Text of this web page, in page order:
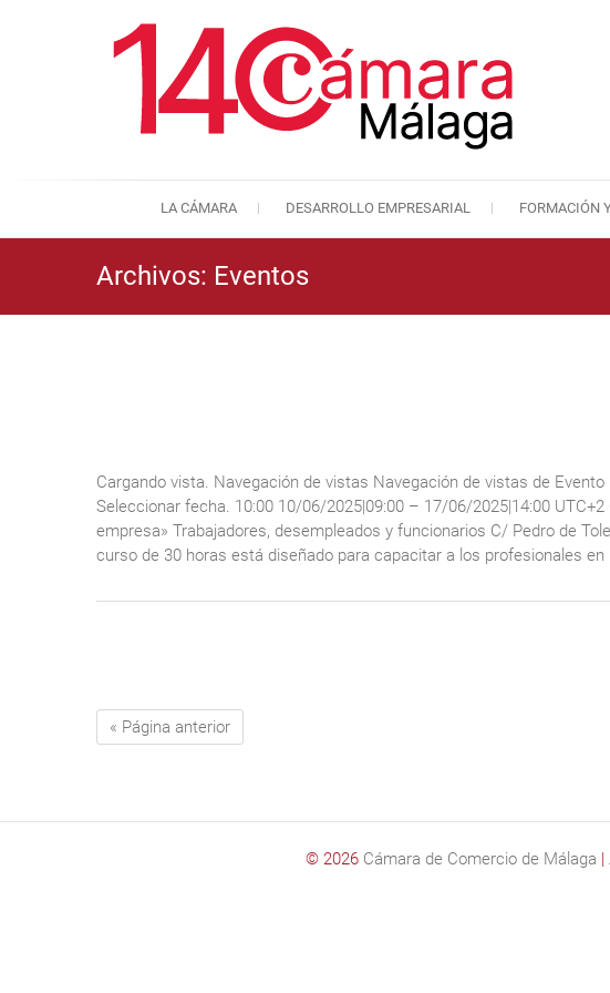
LA CÁMARA DESARROLLO EMPRESARIAL FORMACIÓN
Archivos: Eventos
Cargando vista. Navegación de vistas Navegación de vistas de
Seleccionar fecha. 10:00 10/06/2025|09:00 – 17/06/2025|14:00
empresa» Trabajadores, desempleados y funcionarios C/ Pedro de
curso de 30 horas está diseñado para capacitar a los profesionales
« Página anterior
© 2026 Cámara de Comercio de Málaga |